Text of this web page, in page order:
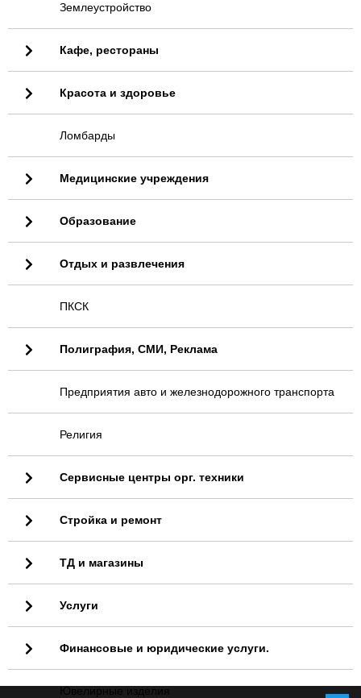
Землеустройство
Кафе, рестораны
Красота и здоровье
Ломбарды
Медицинские учреждения
Образование
Отдых и развлечения
ПКСК
Полиграфия, СМИ, Реклама
Предприятия авто и железнодорожного транспорта
Религия
Сервисные центры орг. техники
Стройка и ремонт
ТД и магазины
Услуги
Финансовые и юридические услуги.
Ювелирные изделия